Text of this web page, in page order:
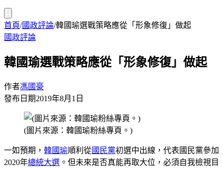
首頁/國政評論/韓國瑜選戰策略應從「形象修復」做起
國政評論
韓國瑜選戰策略應從「形象修復」做起
作者馮國豪
發布日期2019年8月1日
(圖片來源：韓國瑜粉絲專頁。)
一如預期， 韓國瑜順利從國民黨初選中出線，代表國民黨參加
2020年總統大選 。但未來是否真能再取大位，必須自我檢視目